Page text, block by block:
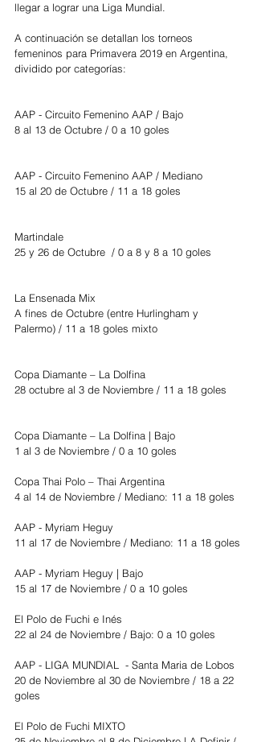
llegar a lograr una Liga Mundial.
A continuación se detallan los torneos
femeninos para Primavera 2019 en Argentina,
dividido por categorías:
AAP - Circuito Femenino AAP / Bajo
8 al 13 de Octubre / 0 a 10 goles
AAP - Circuito Femenino AAP / Mediano
15 al 20 de Octubre / 11 a 18 goles
Martindale
25 y 26 de Octubre  / 0 a 8 y 8 a 10 goles
La Ensenada Mix
A fines de Octubre (entre Hurlingham y
Palermo) / 11 a 18 goles mixto
Copa Diamante – La Dolfina
28 octubre al 3 de Noviembre / 11 a 18 goles
Copa Diamante – La Dolfina | Bajo
1 al 3 de Noviembre / 0 a 10 goles
Copa Thai Polo – Thai Argentina
4 al 14 de Noviembre / Mediano: 11 a 18 goles
AAP - Myriam Heguy
11 al 17 de Noviembre / Mediano: 11 a 18 goles
AAP - Myriam Heguy | Bajo
15 al 17 de Noviembre / 0 a 10 goles
El Polo de Fuchi e Inés
22 al 24 de Noviembre / Bajo: 0 a 10 goles
AAP - LIGA MUNDIAL  - Santa Maria de Lobos
20 de Noviembre al 30 de Noviembre / 18 a 22
goles
El Polo de Fuchi MIXTO